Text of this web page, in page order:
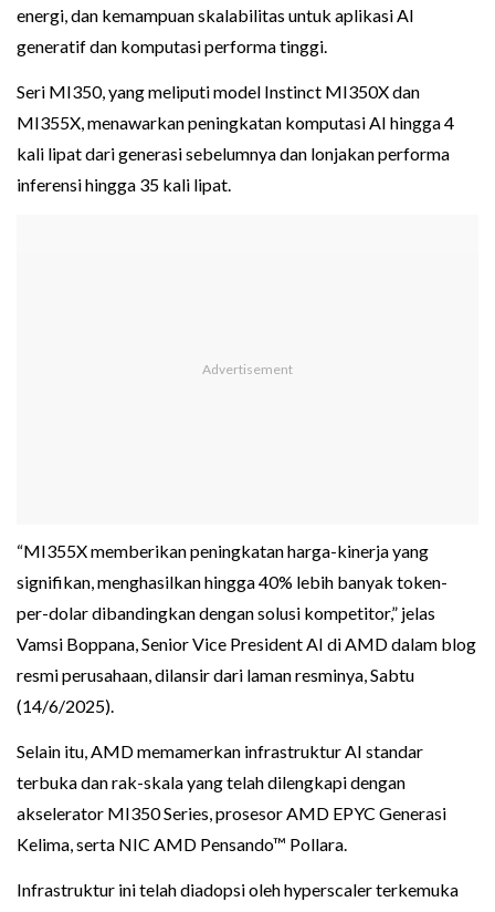
energi, dan kemampuan skalabilitas untuk aplikasi AI
generatif dan komputasi performa tinggi.
Seri MI350, yang meliputi model Instinct MI350X dan
MI355X, menawarkan peningkatan komputasi AI hingga 4
kali lipat dari generasi sebelumnya dan lonjakan performa
inferensi hingga 35 kali lipat.
“MI355X memberikan peningkatan harga-kinerja yang
signifikan, menghasilkan hingga 40% lebih banyak token-
per-dolar dibandingkan dengan solusi kompetitor,” jelas
Vamsi Boppana, Senior Vice President AI di AMD dalam blog
resmi perusahaan, dilansir dari laman resminya, Sabtu
(14/6/2025).
Selain itu, AMD memamerkan infrastruktur AI standar
terbuka dan rak-skala yang telah dilengkapi dengan
akselerator MI350 Series, prosesor AMD EPYC Generasi
Kelima, serta NIC AMD Pensando™ Pollara.
Infrastruktur ini telah diadopsi oleh hyperscaler terkemuka